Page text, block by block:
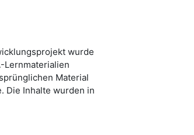
wurde
Lernmaterialien
Material
Die Inhalte wurden in